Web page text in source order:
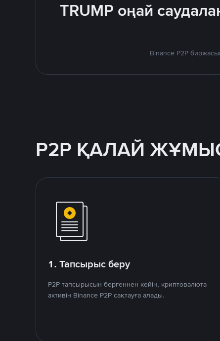
TRUMP оңай
Binance P2P
P2P ҚАЛАЙ
1. Тапсырыс беру
P2P тапсырысын бергеннен кейін, криптовалюта
активін Binance P2P сақтауға алады.